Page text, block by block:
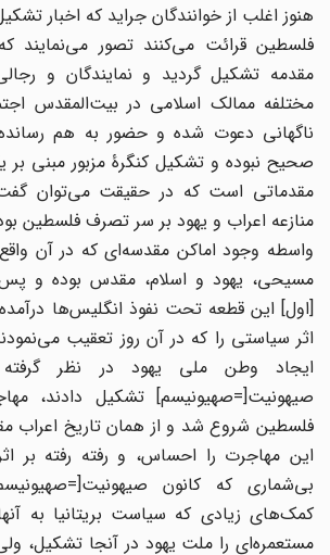
هنوز اغلب از خوانندگان جراید که اخبار تشکیل
فلسطین قرائت می‌کنند تصور می‌نمایند که
مقدمه تشکیل گردید و نمایندگان و رجالی
مختلفه ممالک اسلامی در بیت‌المقدس
ناگهانی دعوت شده و حضور به هم
صحیح نبوده و تشکیل کنگرۀ مزبور مبنی بر
مقدماتی است که در حقیقت می‌توان گفت
منازعه اعراب و یهود بر سر تصرف فلسطین
واسطه وجود اماکن مقدسه‌ای که در آن واقع
مسیحی، یهود و اسلام، مقدس بوده و پس
[اول] این قطعه تحت نفوذ انگلیس‌ها درآمده
اثر سیاستی را که در آن روز تعقیب
ایجاد وطن ملی یهود در نظر
صیهونیت[=صهیونیسم] تشکیل دادند،
فلسطین شروع شد و از همان تاریخ اعراب
این مهاجرت را احساس، و رفته رفته بر
بی‌شماری که کانون
کمک‌های زیادی که سیاست بریتانیا به
مستعمره‌ای را ملت یهود در آنجا تشکیل،